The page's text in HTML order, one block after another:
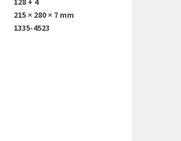
215 × 280 × 7 mm
1335-4523